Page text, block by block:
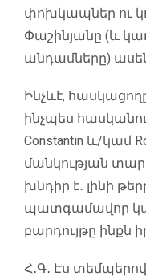
փոխկապներ ու
Փաշինյանը (և
անդամները)
Ինչևէ,
ինչպես
Constantin և/կամ
մանկության
խնդիր է․ լինի
պատգամավոր
բարդույթը ինքն
Հ․Գ․ Էս